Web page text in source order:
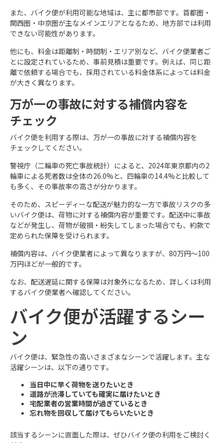
また、バイク便が利用可能な地域は、主に都市部です。首都圏・
関西圏・中京圏が主なメインエリアとなるため、地方部では利用
できない可能性があります。
他にも、料金は距離制・時間制・エリア別など、バイク便業者ご
とに設定されているため、事前見積は重要です。例えば、同じ距
離で依頼する場合でも、採用されている料金体系によっては料金
が大きく異なります。
万が一の事故に対する補償内容を
チェック
バイク便を利用する際は、万が一の事故に対する補償内容を
チェックしてください。
警視庁（二輪車の死亡事故統計）によると、2024年東京都内の2
輪車による死者数は全体の26.0%と、四輪車の14.4%と比較して
も多く、その事故率の高さが分かります。
そのため、スピーディーな配送が魅力的な一方で事故リスクの多
いバイク便は、荷物に対する補償内容が重要です。配送中に事故
などが発生し、荷物が破損・紛失してしまった場合でも、約款で
定められた保障を受けられます。
補償内容は、バイク便業者によって異なりますが、80万円～100
万円ほどが一般的です。
なお、配送遅延に関する保障は対象外になるため、詳しくは利用
するバイク便業者へ確認してください。
バイク便が活躍するシー
ン
バイク便は、緊急性の高いさまざまなシーンで活躍します。主な
活躍シーンは、以下の通りです。
当日中に早く荷物を送りたいとき
道路が渋滞していても確実に届けたいとき
宅配業者の営業時間が過ぎているとき
忘れ物を回収して届けてもらいたいとき
該当するシーンに直面した際は、ぜひバイク便の利用をご検討く